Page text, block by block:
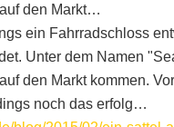
den Markt…
ein Fahrradschloss
Unter dem Namen
den Markt kommen.
noch das erfolg…